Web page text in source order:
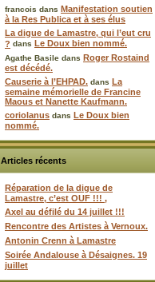
francois dans Manifestation soutien
à la Res Publica et à ses élus
La digue de Lamastre, qui l’eut cru
? dans Le Doux bien nommé.
Agathe Basile dans Roger Rostaind
est décédé.
Causerie à l’EHPAD. dans La
semaine mémorielle de Francine
Maous et Nanette Kaufmann.
coriolanus dans Le Doux bien
nommé.
Articles récents
Réparation de la digue de
Lamastre, c’est OUF !!! ,
Axel au défilé du 14 juillet !!!
Rencontre des Artistes à Vernoux.
Antonin Crenn à Lamastre
Soirée Andalouse à Désaignes. 19
juillet